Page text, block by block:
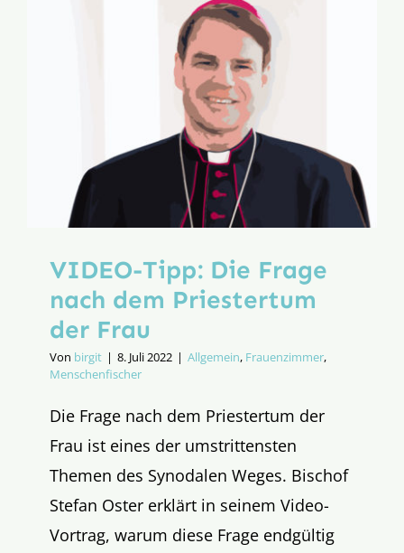
VIDEO-Tipp: Die Frage
nach dem Priestertum
der Frau
Von birgit | 8. Juli 2022 | Allgemein, Frauenzimmer,
Menschenfischer
Die Frage nach dem Priestertum der
Frau ist eines der umstrittensten
Themen des Synodalen Weges. Bischof
Stefan Oster erklärt in seinem Video-
Vortrag, warum diese Frage endgültig